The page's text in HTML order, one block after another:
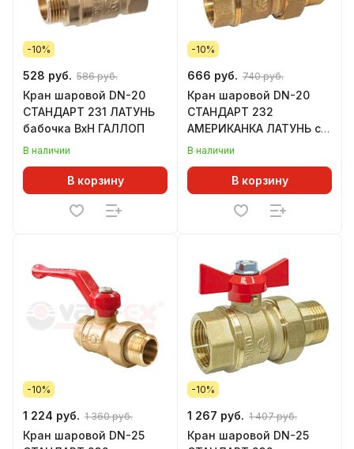
-10%
528 руб. 586 руб.
Кран шаровой DN-20
СТАНДАРТ 231 ЛАТУНЬ
бабочка ВхН ГАЛЛОП
В наличии
В корзину
-10%
666 руб. 740 руб.
Кран шаровой DN-20
СТАНДАРТ 232
АМЕРИКАНКА ЛАТУНЬ с
накидной гайкой
В наличии
В корзину
-10%
1 224 руб. 1 360 руб.
Кран шаровой DN-25
-10%
1 267 руб. 1 407 руб.
Кран шаровой DN-25